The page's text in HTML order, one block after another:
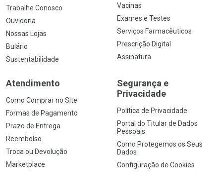
Trabalhe Conosco
Ouvidoria
Nossas Lojas
Bulário
Sustentabilidade
Vacinas
Exames e Testes
Serviços Farmacêuticos
Prescrição Digital
Assinatura
Atendimento
Como Comprar no Site
Formas de Pagamento
Prazo de Entrega
Reembolso
Troca ou Devolução
Marketplace
Segurança e
Privacidade
Política de Privacidade
Portal do Titular de Dados
Pessoais
Como Protegemos os Seus
Dados
Configuração de Cookies